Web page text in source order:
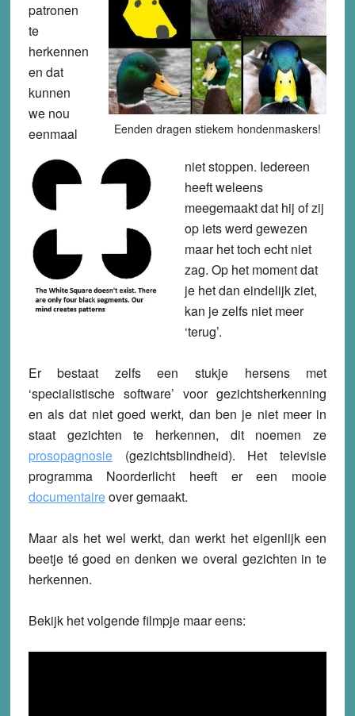
Eenden dragen stiekem hondenmaskers!
patronen
te
herkennen
en dat
kunnen
we nou
eenmaal
niet stoppen. Iedereen
heeft weleens
meegemaakt dat hij of zij
op iets werd gewezen
maar het toch echt niet
zag. Op het moment dat
je het dan eindelijk ziet,
kan je zelfs niet meer
‘terug’.
Er bestaat zelfs een stukje hersens met
‘specialistische software’ voor gezichtsherkenning
en als dat niet goed werkt, dan ben je niet meer in
staat gezichten te herkennen, dit noemen ze
prosopagnosie
(gezichtsblindheid). Het televisie
programma Noorderlicht heeft er een mooie
documentaireover gemaakt.
Maar als het wel werkt, dan werkt het eigenlijk een
beetje té goed en denken we overal gezichten in te
herkennen.
Bekijk het volgende filmpje maar eens: